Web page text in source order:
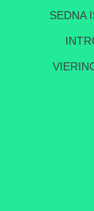
SEDNA